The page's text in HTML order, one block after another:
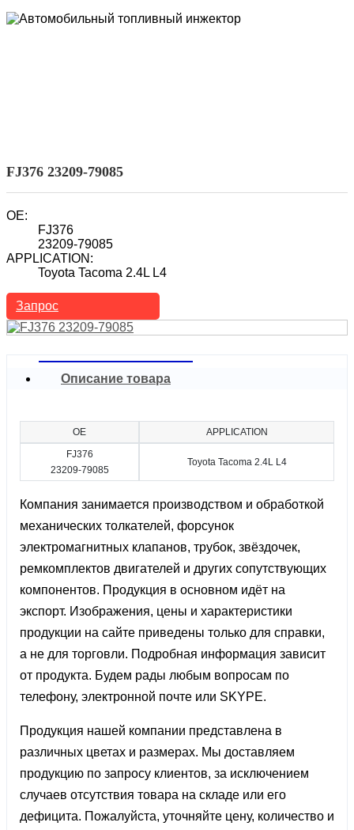
FJ376 23209-79085
OE:
FJ376
23209-79085
APPLICATION:
Toyota Tacoma 2.4L L4
Запрос
Описание товара
OE
APPLICATION
FJ376
23209-79085
Toyota Tacoma 2.4L L4
Компания занимается производством и обработкой
механических толкателей, форсунок
электромагнитных клапанов, трубок, звёздочек,
ремкомплектов двигателей и других сопутствующих
компонентов. Продукция в основном идёт на
экспорт. Изображения, цены и характеристики
продукции на сайте приведены только для справки,
а не для торговли. Подробная информация зависит
от продукта. Будем рады любым вопросам по
телефону, электронной почте или SKYPE.
Продукция нашей компании представлена ​​в
различных цветах и ​​размерах. Мы доставляем
продукцию по запросу клиентов, за исключением
случаев отсутствия товара на складе или его
дефицита. Пожалуйста, уточняйте цену, количество и